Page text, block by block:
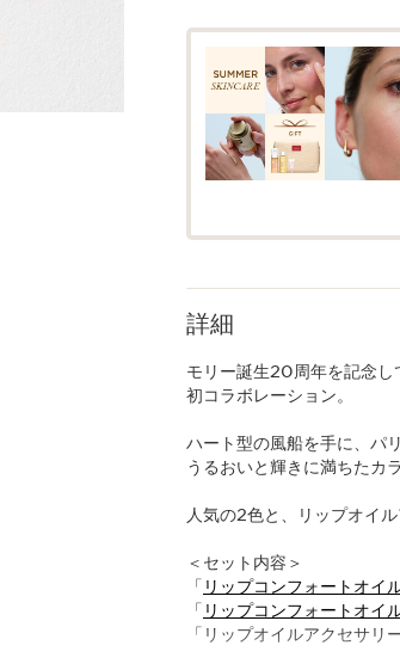
詳細
モリー誕生20周年を記念
初コラボレーション。​
ハート型の風船を手に、パ
うるおいと輝きに満ちたカ
人気の2色と、リップオイ
＜セット内容＞
「 リップコンフォートオイ
「 リップコンフォートオイ
「リップオイルアクセサリー